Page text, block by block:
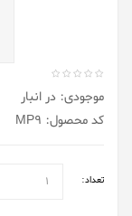
موجودی: در انبار
کد محصول: MP9
تعداد: